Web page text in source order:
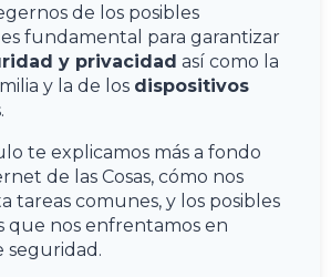
de los posibles
fundamental para garantizar
y privacidad así como la
y la de los dispositivos
te explicamos más a fondo
de las Cosas, cómo nos
tareas comunes, y los posibles
que nos enfrentamos en
seguridad.